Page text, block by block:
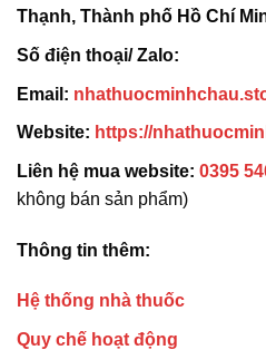
Thạnh, Thành phố Hồ Chí
Số điện thoại/ Zalo:
Email:
Website: https://
Liên hệ mua website: 0395
không bán sản phẩm)
Thông tin thêm:
Hệ thống nhà thuốc
Quy chế hoạt động